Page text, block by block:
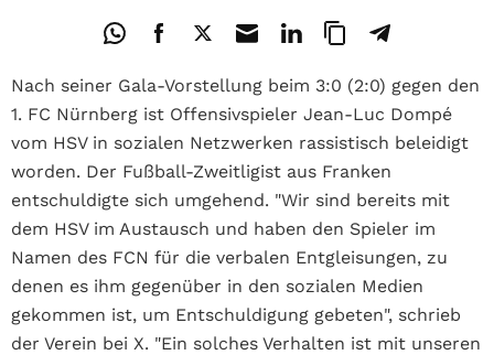
Nach seiner Gala-Vorstellung beim 3:0 (2:0) gegen den
1. FC Nürnberg ist Offensivspieler Jean-Luc Dompé
vom HSV in sozialen Netzwerken rassistisch beleidigt
worden. Der Fußball-Zweitligist aus Franken
entschuldigte sich umgehend. "Wir sind bereits mit
dem HSV im Austausch und haben den Spieler im
Namen des FCN für die verbalen Entgleisungen, zu
denen es ihm gegenüber in den sozialen Medien
gekommen ist, um Entschuldigung gebeten", schrieb
der Verein bei X. "Ein solches Verhalten ist mit unseren